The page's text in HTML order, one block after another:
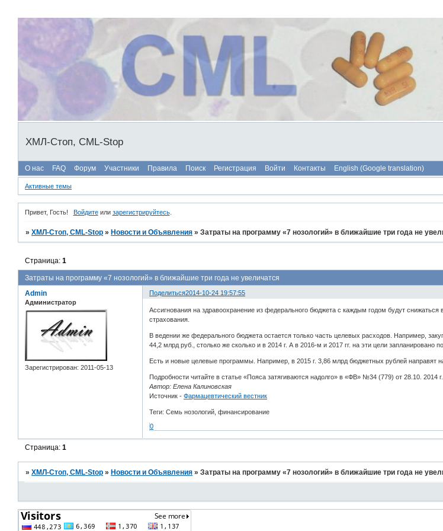
ХМЛ-Стоп, CML-Stop
О нас FAQ Форум Участники Правила Поиск Регистрация Войти Контакты English (Google translation)
Активные темы
Привет, Гость! Войдитеили зарегистрируйтесь.
»ХМЛ-Стоп, CML-Stop »Новости и Объявления »Затраты на программу «7 нозологий» в ближайшие три года не
Затраты на программу «7 нозологий» в ближайшие три года не увеличатся
Страница:1
Поделиться2014-10-24 19:57:55
Admin
Администратор
Зарегистрирован: 2011-05-13
Ассигнования на здравоохранение из федерального бюджета с каждым годом будут
страхования.
В ведении же федерального бюджета остается только часть целевых расходов. Например,
44,2 млрд руб., столько же сколько и в 2014 г. А в 2016-м и 2017 гг. на эти цели запланировано
Есть и новые целевые программы. Например, в 2015 г. 3,86 млрд бюджетных рублей направят
Подробности читайте в статье «Пояса затягиваются надолго» в «ФВ» №34 (779) от 28.10. 2014 г.
Автор: Елена Калиновская
Источник -Фармацевтический вестник
Теги: Семь нозологий, финансирование
0
Страница:1
»ХМЛ-Стоп, CML-Stop »Новости и Объявления »Затраты на программу «7 нозологий» в ближайшие три года не